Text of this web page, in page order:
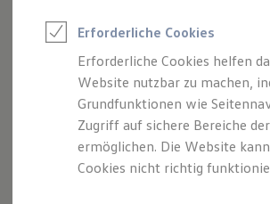
Digitaler Marktplatz
Kauf & Finanzierung
Online-Fahrzeugbewertung
Aktionen & Angebote
E-Auto-Förderung
Für Privatkunden
Für Gewerbekunden
Profi Paket
TopDeal
Amarok Style
Ab inkl. MwSt.
Ab exkl. MwSt.
Der Amarok Style ist die Vielseitigkeit
Design auf vier Rädern.
"IQ.Light" LED-Matrix-Scheinwerfer
Stoßfänger hinten schwarz mit
Erforderliche Cookies
Erforderliche Cookies helfen
Website nutzbar zu machen,
Grundfunktionen wie
Zugriff auf sichere Bereiche
ermöglichen. Die Website
Cookies nicht richtig